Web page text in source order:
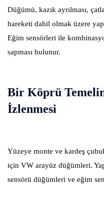
Düğümü, kazık ayrılması,
hareketi dahil olmak üzere
Eğim sensörleri ile
sapması bulunur.
Bir Köprü
İzlenmesi
Yüzeye monte ve kardeş
için VW arayüz düğümleri.
sensörü düğümleri ve eğim